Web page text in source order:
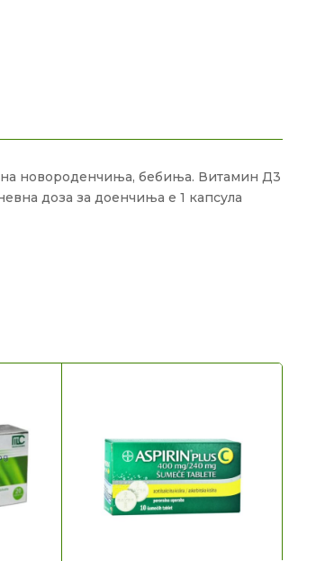
на новороденчиња, бебиња. Витамин Д3
доза за доенчиња е 1 капсула